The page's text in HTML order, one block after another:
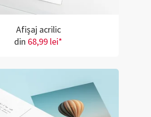
Afișaj acrilic
din 68,99 lei*